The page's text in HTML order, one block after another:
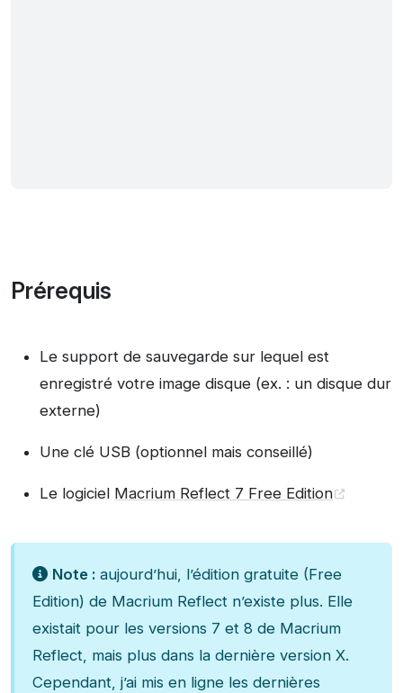
Prérequis
Le support de sauvegarde sur lequel est
enregistré votre image disque (ex. : un disque dur
externe)
Une clé USB (optionnel mais conseillé)
Le logiciel Macrium Reflect 7 Free Edition
Note : aujourd’hui, l’édition gratuite (Free
Edition) de Macrium Reflect n’existe plus. Elle
existait pour les versions 7 et 8 de Macrium
Reflect, mais plus dans la dernière version X.
Cependant, j’ai mis en ligne les dernières